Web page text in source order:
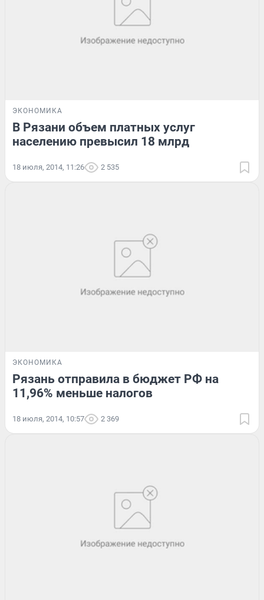
ЭКОНОМИКА
В Рязани объем платных услуг
населению превысил 18 млрд
18 июля, 2014, 11:26 2 535
ЭКОНОМИКА
Рязань отправила в бюджет РФ на
11,96% меньше налогов
18 июля, 2014, 10:57 2 369